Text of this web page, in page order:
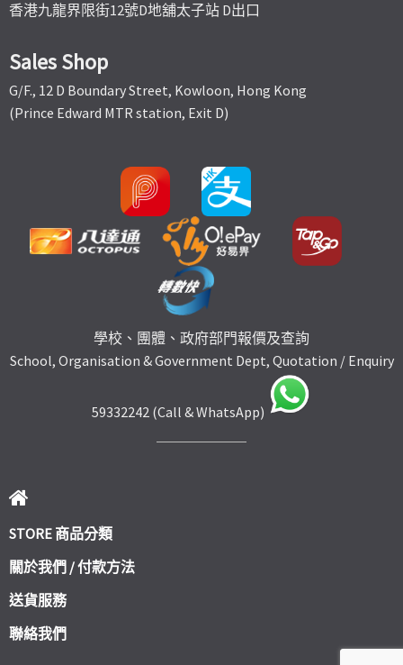
香港九龍界限街12號D地舖太子站 D出口
Sales Shop
G/F., 12 D Boundary Street, Kowloon, Hong Kong
(Prince Edward MTR station, Exit D)
學校、團體、政府部門報價及查詢
School, Organisation & Government Dept, Quotation / Enquiry
59332242 (Call & WhatsApp)
STORE 商品分類
關於我們 / 付款方法
送貨服務
聯絡我們